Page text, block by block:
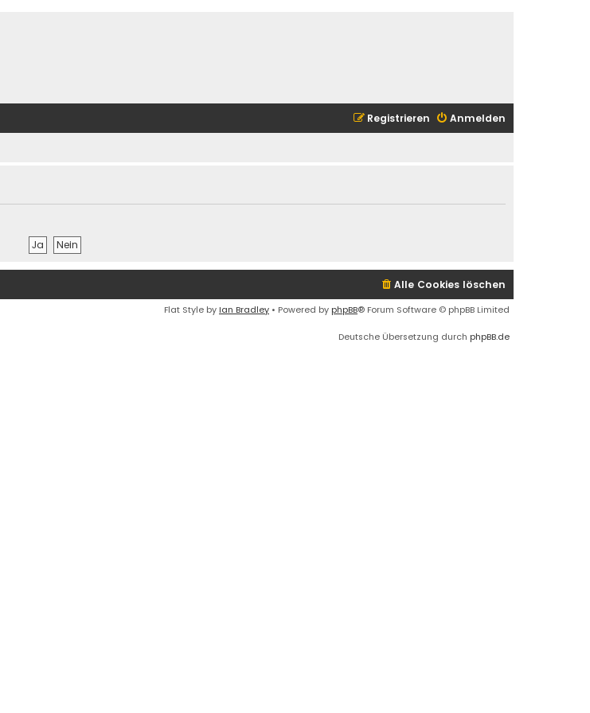
Anmelden
Registrieren
Alle Cookies löschen
Flat Style by Ian Bradley • Powered by phpBB® Forum Software © phpBB Limited
Deutsche Übersetzung durch phpBB.de